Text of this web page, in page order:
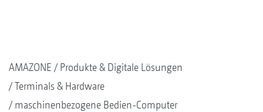
AMAZONE
Produkte & Digitale Lösungen
Terminals & Hardware
maschinenbezogene Bedien-Computer